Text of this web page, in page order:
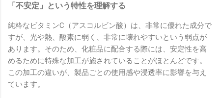
「不安定」という特性を理解する
純粋なビタミンC（アスコルビン酸）は、非常に優れた成分で
すが、光や熱、酸素に弱く、非常に壊れやすいという弱点が
あります。そのため、化粧品に配合する際には、安定性を高
めるために特殊な加工が施されていることがほとんどです。
この加工の違いが、製品ごとの使用感や浸透率に影響を与え
ています。